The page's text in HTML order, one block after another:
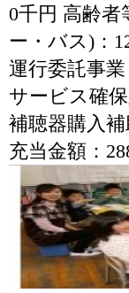
0千円 高齢者
ー・バス)：
運行委託事
サービス確
補聴器購入
充当金額：